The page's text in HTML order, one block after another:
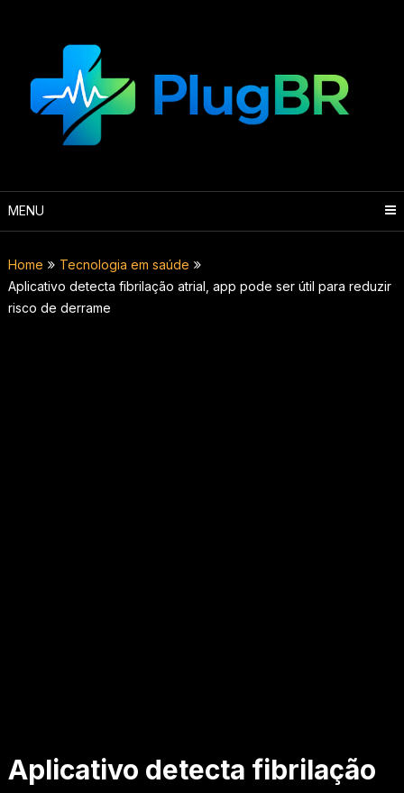
MENU
Home
Tecnologia em saúde
Aplicativo detecta fibrilação atrial, app pode ser útil para reduzir
risco de derrame
Aplicativo detecta fibrilação